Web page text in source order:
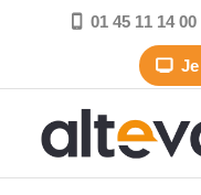
 01 45 11 14 00
Je